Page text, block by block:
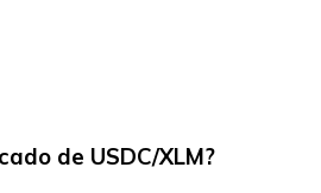
de USDC/XLM?